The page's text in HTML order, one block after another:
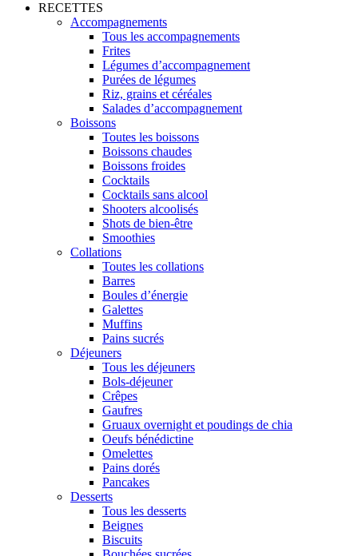
RECETTES
Accompagnements
Tous les accompagnements
Frites
Légumes d’accompagnement
Purées de légumes
Riz, grains et céréales
Salades d’accompagnement
Boissons
Toutes les boissons
Boissons chaudes
Boissons froides
Cocktails
Cocktails sans alcool
Shooters alcoolisés
Shots de bien-être
Smoothies
Collations
Toutes les collations
Barres
Boules d’énergie
Galettes
Muffins
Pains sucrés
Déjeuners
Tous les déjeuners
Bols-déjeuner
Crêpes
Gaufres
Gruaux overnight et poudings de chia
Oeufs bénédictine
Omelettes
Pains dorés
Pancakes
Desserts
Tous les desserts
Beignes
Biscuits